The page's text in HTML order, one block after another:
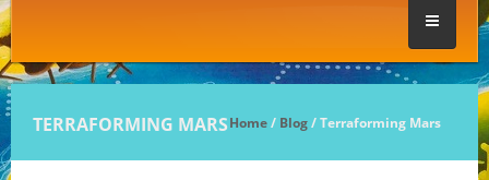
LES SÉANCES DE JEU
TERRAFORMING MARSHome/ Blog/ Terraforming Mars